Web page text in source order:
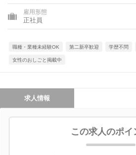
雇用形態
正社員
職種・業種未経験OK 第二新卒歓迎 学歴不問
女性のおしごと掲載中
求人情報
この求人のポイ